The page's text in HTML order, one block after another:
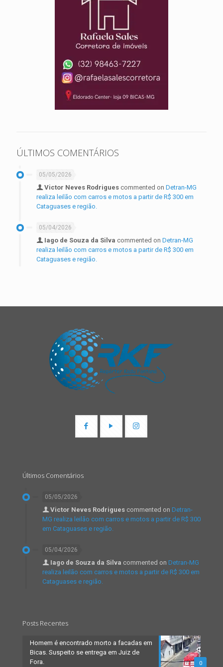
ÚLTIMOS COMENTÁRIOS
05/05/2026
Victor Neves Rodrigues commented on Detran-MG
realiza leilão com carros e motos a partir de R$ 300 em
Cataguases e região.
05/04/2026
Iago de Souza da Silva commented on Detran-MG
realiza leilão com carros e motos a partir de R$ 300 em
Cataguases e região.
Últimos Comentários
05/05/2026
Victor Neves Rodrigues commented on Detran-
MG realiza leilão com carros e motos a partir de R$ 300
em Cataguases e região.
05/04/2026
Iago de Souza da Silva commented on Detran-MG
realiza leilão com carros e motos a partir de R$ 300 em
Cataguases e região.
Posts Recentes
0
Homem é encontrado morto a facadas em
Bicas. Suspeito se entrega em Juiz de
Fora.